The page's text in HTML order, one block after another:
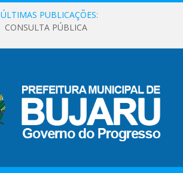
ÚLTIMAS PUBLICAÇÕES:
CONSULTA PÚBLICA